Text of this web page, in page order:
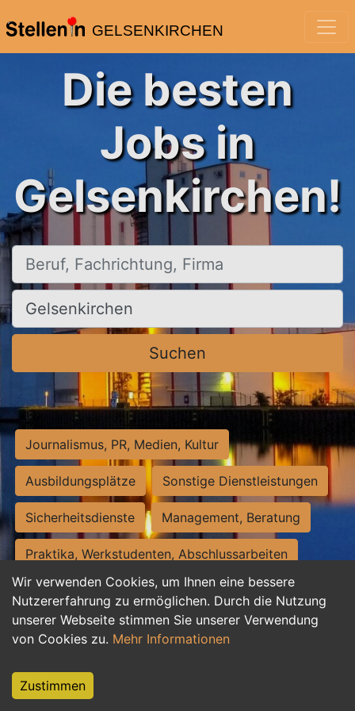
GELSENKIRCHEN
Wir verwenden Cookies, um Ihnen eine bessere
Nutzererfahrung zu ermöglichen. Durch die Nutzung
unserer Webseite stimmen Sie unserer Verwendung
von Cookies zu. Mehr Informationen
Zustimmen
Die besten
Jobs in
Gelsenkirchen!
Beruf, Fachrichtung, Firma
Ort, Stadt
Suchen
Journalismus, PR, Medien, Kultur
Ausbildungsplätze Sonstige Dienstleistungen
Sicherheitsdienste Management, Beratung
Praktika, Werkstudenten, Abschlussarbeiten
Personalwesen Assistenz, Sekretariat
Hilfskräfte, Aushilfs- und Nebenjobs
Weiterbildung, Studium, duale Ausbildung